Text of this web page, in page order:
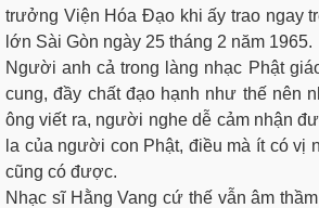
trưởng Viện Hóa Đạo khi ấy trao ngay
lớn Sài Gòn ngày 25 tháng 2 năm 1965.
Người anh cả trong làng nhạc Phật
cung, đầy chất đạo hạnh như thế nên
ông viết ra, người nghe dễ cảm nhận
la của người con Phật, điều mà ít có vị
cũng có được.
Nhạc sĩ Hằng Vang cứ thế vẫn âm